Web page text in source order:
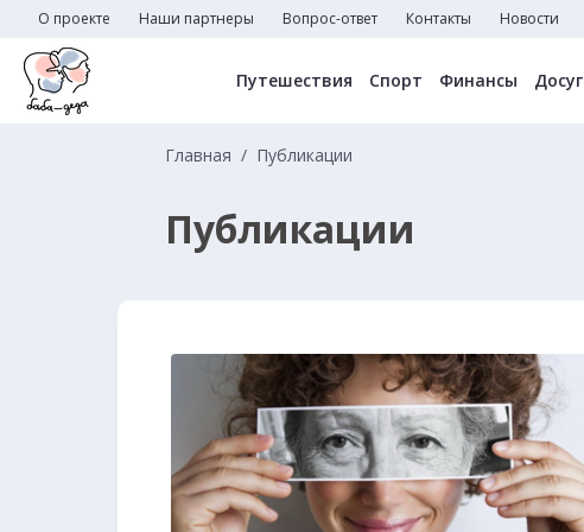
О проекте Наши партнеры Вопрос-ответ Контакты Новости
Путешествия Спорт Финансы Досуг
Главная Публикации
Публикации